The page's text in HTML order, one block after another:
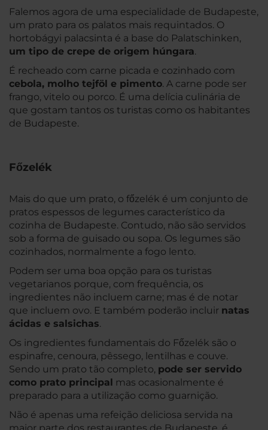
Falemos agora de uma especialidade de Budapeste,
um prato para os palatos mais requintados. O
hortobágyi palacsinta é a base do Palatschinken,
um tipo de crepe de origem húngara.
É recheado com carne picada e cozinhado com
cebola, molho tejföl e pimento. A carne pode ser
frango, vitelo ou porco. É uma delícia culinária de
que gostam tantos os turistas como os habitantes
de Budapeste.
Főzelék
Mais do que um prato, o főzelék é um conjunto de
pratos espessos de legumes característico da
cozinha de Budapeste. Contudo, não são servidos
sob a forma de guisado ou sopa. Os legumes são
cozinhados, normalmente a fogo lento.
Podem ser uma boa opção para os turistas
vegetarianos porque, com frequência, os
ingredientes não incluem carne; mas é de notar
que incluem ovo. E também poderão incluir natas
ácidas e salsichas.
Os ingredientes fundamentais do Főzelék são o
espinafre, cenoura, pêssego, lentilhas e couve.
Sendo um prato tão completo, pode ser servido
como prato principal mas ocasionalmente é
preparado para a utilização como guarnição.
Não é apenas uma refeição deliciosa servida na
maior parte dos restaurantes de Budapeste, é